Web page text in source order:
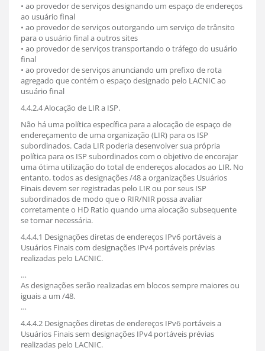
• ao provedor de serviços designando um espaço de endereços
ao usuário final
• ao provedor de serviços outorgando um serviço de trânsito
para o usuário final a outros sites
• ao provedor de serviços transportando o tráfego do usuário
final
• ao provedor de serviços anunciando um prefixo de rota
agregado que contém o espaço designado pelo LACNIC ao
usuário final
4.4.2.4 Alocação de LIR a ISP.
Não há uma política específica para a alocação de espaço de
endereçamento de uma organização (LIR) para os ISP
subordinados. Cada LIR poderia desenvolver sua própria
política para os ISP subordinados com o objetivo de encorajar
uma ótima utilização do total de endereços alocados ao LIR. No
entanto, todos as designações /48 a organizações Usuários
Finais devem ser registradas pelo LIR ou por seus ISP
subordinados de modo que o RIR/NIR possa avaliar
corretamente o HD Ratio quando uma alocação subsequente
se tornar necessária.
4.4.4.1 Designações diretas de endereços IPv6 portáveis a
Usuários Finais com designações IPv4 portáveis prévias
realizadas pelo LACNIC.
…
As designações serão realizadas em blocos sempre maiores ou
iguais a um /48.
…
4.4.4.2 Designações diretas de endereços IPv6 portáveis a
Usuários Finais sem designações IPv4 portáveis prévias
realizadas pelo LACNIC.